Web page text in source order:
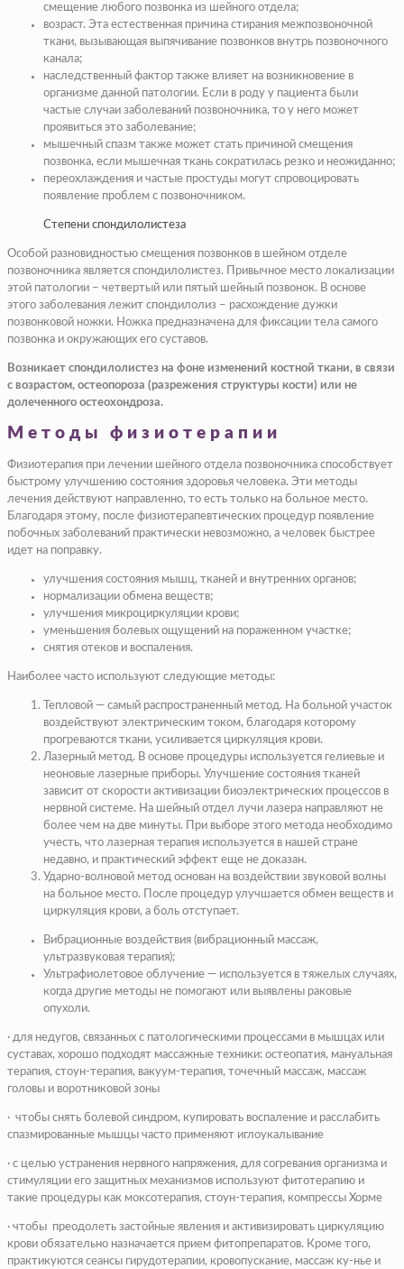
смещение любого позвонка из шейного отдела;
возраст. Эта естественная причина стирания межпозвоночной
ткани, вызывающая выпячивание позвонков внутрь позвоночного
канала;
наследственный фактор также влияет на возникновение в
организме данной патологии. Если в роду у пациента были
частые случаи заболеваний позвоночника, то у него может
проявиться это заболевание;
мышечный спазм также может стать причиной смещения
позвонка, если мышечная ткань сократилась резко и неожиданно;
переохлаждения и частые простуды могут спровоцировать
появление проблем с позвоночником.
Степени спондилолистеза
Особой разновидностью смещения позвонков в шейном отделе
позвоночника является спондилолистез. Привычное место локализации
этой патологии – четвертый или пятый шейный позвонок. В основе
этого заболевания лежит спондилолиз – расхождение дужки
позвонковой ножки. Ножка предназначена для фиксации тела самого
позвонка и окружающих его суставов.
Возникает спондилолистез на фоне изменений костной ткани, в связи
с возрастом, остеопороза (разрежения структуры кости) или не
долеченного остеохондроза.
Методы физиотерапии
Физиотерапия при лечении шейного отдела позвоночника способствует
быстрому улучшению состояния здоровья человека. Эти методы
лечения действуют направленно, то есть только на больное место.
Благодаря этому, после физиотерапевтических процедур появление
побочных заболеваний практически невозможно, а человек быстрее
идет на поправку.
улучшения состояния мышц, тканей и внутренних органов;
нормализации обмена веществ;
улучшения микроциркуляции крови;
уменьшения болевых ощущений на пораженном участке;
снятия отеков и воспаления.
Наиболее часто используют следующие методы:
Тепловой — самый распространенный метод. На больной участок
воздействуют электрическим током, благодаря которому
прогреваются ткани, усиливается циркуляция крови.
Лазерный метод. В основе процедуры используется гелиевые и
неоновые лазерные приборы. Улучшение состояния тканей
зависит от скорости активизации биоэлектрических процессов в
нервной системе. На шейный отдел лучи лазера направляют не
более чем на две минуты. При выборе этого метода необходимо
учесть, что лазерная терапия используется в нашей стране
недавно, и практический эффект еще не доказан.
Ударно-волновой метод основан на воздействии звуковой волны
на больное место. После процедур улучшается обмен веществ и
циркуляция крови, а боль отступает.
Вибрационные воздействия (вибрационный массаж,
ультразвуковая терапия);
Ультрафиолетовое облучение — используется в тяжелых случаях,
когда другие методы не помогают или выявлены раковые
опухоли.
· для недугов, связанных с патологическими процессами в мышцах или
суставах, хорошо подходят массажные техники: остеопатия, мануальная
терапия, стоун-терапия, вакуум-терапия, точечный массаж, массаж
головы и воротниковой зоны
· чтобы снять болевой синдром, купировать воспаление и расслабить
спазмированные мышцы часто применяют иглоукалывание
· с целью устранения нервного напряжения, для согревания организма и
стимуляции его защитных механизмов используют фитотерапию и
такие процедуры как моксотерапия, стоун-терапия, компрессы Хорме
· чтобы преодолеть застойные явления и активизировать циркуляцию
крови обязательно назначается прием фитопрепаратов. Кроме того,
практикуются сеансы гирудотерапии, кровопускание, массаж ку-нье и